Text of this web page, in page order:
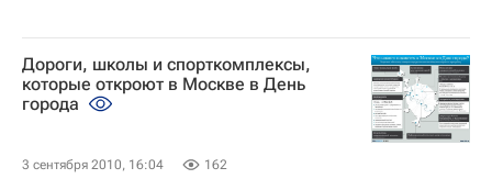
Дороги, школы и спорткомплексы,
которые откроют в Москве в День
города
3 сентября 2010, 16:04 162